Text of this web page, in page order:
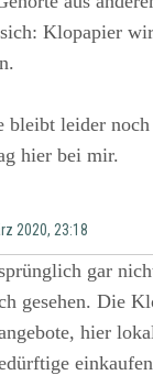
Klopapier
bleibt leider
hier bei mir.
2020, 23:18
gar
gesehen. Die
hier